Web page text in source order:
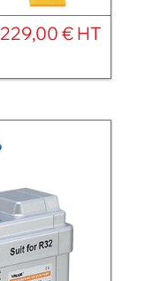
229,00 € HT